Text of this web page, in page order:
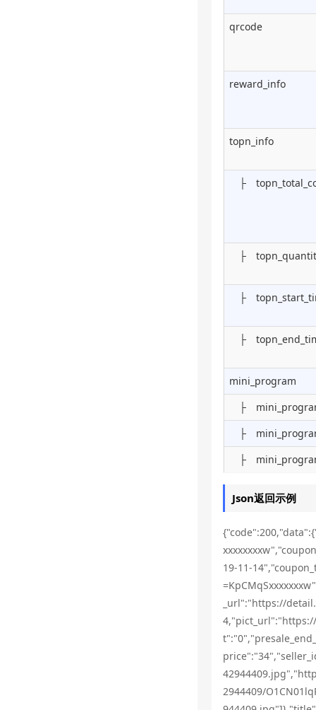
qrcode
reward_info
topn_info
├
├
├
├
mini_program
├
├
├
Json返回示例
19-11-
_url":"https://
2944409/